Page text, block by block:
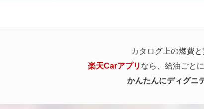
カタログ上の燃費
楽天Carアプリ なら、給油ごと
かんたんにディグニ